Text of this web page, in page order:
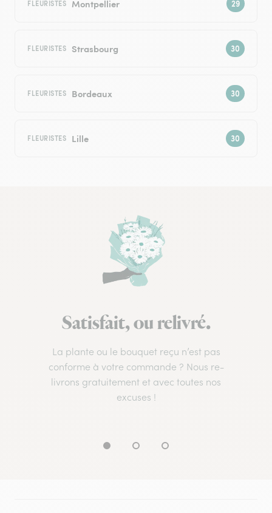
FLEURISTES Montpellier
FLEURISTES Strasbourg
FLEURISTES Bordeaux
FLEURISTES Lille
Satisfait, ou relivré.
La plante ou le bouquet reçu n’est pas
conforme à votre commande ? Nous re-
livrons gratuitement et avec toutes nos
excuses !